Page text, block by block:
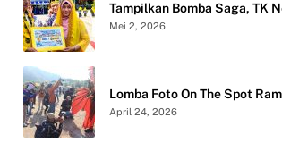
Tampilkan Bomba Saga, TK
Mei 2, 2026
Lomba Foto On The Spot
April 24, 2026